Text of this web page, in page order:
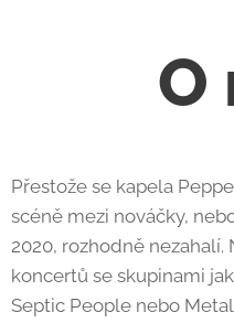
O
Přestože se kapela
scéně mezi nováčky,
2020, rozhodně
koncertů se skupinami
Septic People nebo